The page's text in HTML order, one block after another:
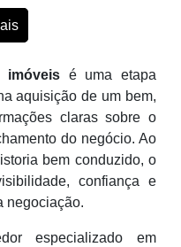
imóveis é uma etapa
aquisição de um bem,
claras sobre o
do negócio. Ao
bem conduzido, o
confiança e
negociação.
especializado em